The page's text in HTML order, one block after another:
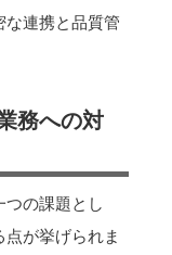
な連携と品質管
務への対
の課題とし
が挙げられま